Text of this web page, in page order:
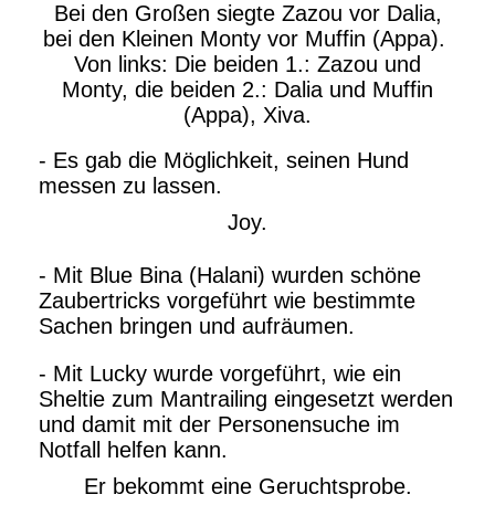
Bei den Großen siegte Zazou vor Dalia,
bei den Kleinen Monty vor Muffin (Appa).
Von links: Die beiden 1.: Zazou und
Monty, die beiden 2.: Dalia und Muffin
(Appa), Xiva.
- Es gab die Möglichkeit, seinen Hund
messen zu lassen.
Joy.
- Mit Blue Bina (Halani) wurden schöne
Zaubertricks vorgeführt wie bestimmte
Sachen bringen und aufräumen.
- Mit Lucky wurde vorgeführt, wie ein
Sheltie zum Mantrailing eingesetzt werden
und damit mit der Personensuche im
Notfall helfen kann.
Er bekommt eine Geruchtsprobe.